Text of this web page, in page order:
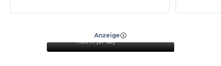
Anzeige
“Ein empfehlenswertes
Katrin (61-65)